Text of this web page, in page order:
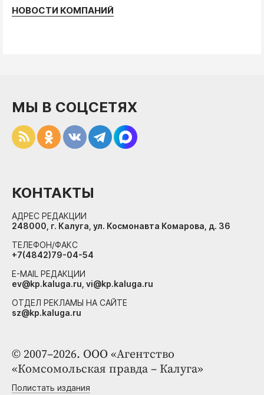
НОВОСТИ КОМПАНИЙ
© 2007–2026. ООО «Агентство
«Комсомольская правда – Калуга»
Полистать издания
МЫ В СОЦСЕТЯХ
КОНТАКТЫ
АДРЕС РЕДАКЦИИ
248000, г. Калуга, ул. Космонавта Комарова, д. 36
ТЕЛЕФОН/ФАКС
+7(4842)79-04-54
E-MAIL РЕДАКЦИИ
ev@kp.kaluga.ru, vi@kp.kaluga.ru
ОТДЕЛ РЕКЛАМЫ НА САЙТЕ
sz@kp.kaluga.ru